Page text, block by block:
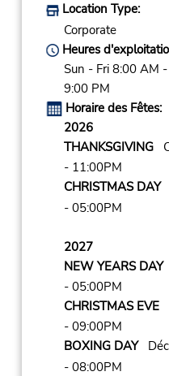
Location Type:
Corporate
Heures
Sun - Fri 8:00 AM
9:00 PM
Horaire des Fêtes:
2026
THANKSGIVING
- 11:00PM
CHRISTMAS DAY
- 05:00PM
2027
NEW YEARS DAY
- 05:00PM
CHRISTMAS EVE
- 09:00PM
BOXING DAY
- 08:00PM